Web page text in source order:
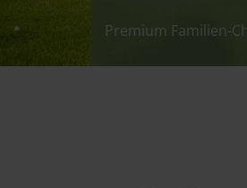
Premium Familien-
Premium Familien-
Premium Familien-
Premium Familien-